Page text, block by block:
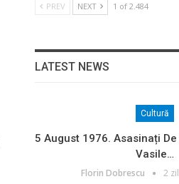
PREV NEXT 1 of 2.484
LATEST NEWS
Cultură
5 August 1976. Asasinați
Vasile…
Florin Dobrescu 2